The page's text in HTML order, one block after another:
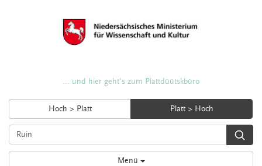
... und hier geht's zum Plattdüütskbüro
Hoch > Platt Platt > Hoch
Menü